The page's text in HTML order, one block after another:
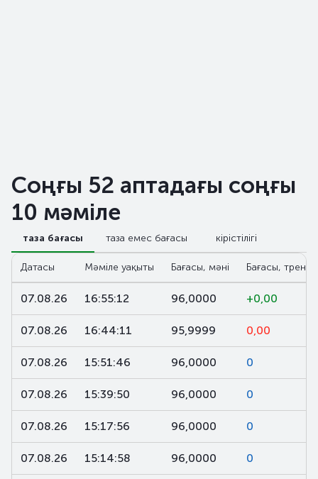
Соңғы 52 аптадағы соңғы
10 мәміле
таза бағасы таза емес бағасы кірістілігі
Датасы Мәміле уақыты Бағасы, мәні Бағасы, тренд,
07.08.26 16:55:12 96,0000 +0,00
07.08.26 16:44:11 95,9999 0,00
07.08.26 15:51:46 96,0000 0
07.08.26 15:39:50 96,0000 0
07.08.26 15:17:56 96,0000 0
07.08.26 15:14:58 96,0000 0